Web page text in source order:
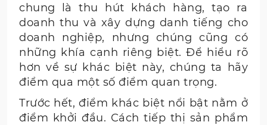
chung là thu hút khách hàng, tạo ra
doanh thu và xây dựng danh tiếng cho
doanh nghiệp, nhưng chúng cũng có
những khía cạnh riêng biệt. Để hiểu rõ
hơn về sự khác biệt này, chúng ta hãy
điểm qua một số điểm quan trọng.
Trước hết, điểm khác biệt nổi bật nằm ở
điểm khởi đầu. Cách tiếp thị sản phẩm